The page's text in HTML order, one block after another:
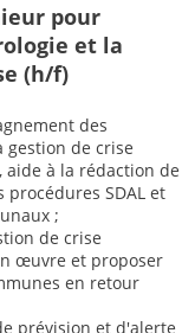
pour
et la
(h/f)
des
gestion de crise
aide à la rédaction de
SDAL et
;
de crise
œuvre et proposer
en retour
prévision et d'alerte